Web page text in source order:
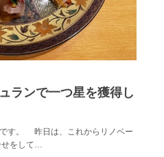
ランで一つ星を獲得し
す。 昨日は、これからリノベー
をして…